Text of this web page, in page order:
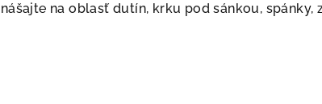
na oblasť dutín, krku pod sánkou, spánky,